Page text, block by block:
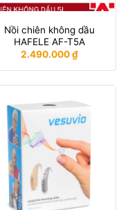
Nồi chiên không dầu
HAFELE AF-T5A
2.490.000₫